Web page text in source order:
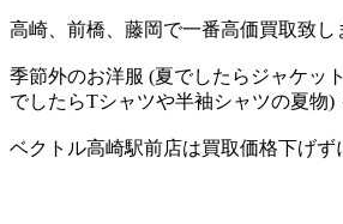
高崎、前橋、藤岡で一番高価買取致し
季節外のお洋服 (夏でしたらジャケッ
でしたらTシャツや半袖シャツの夏物)
ベクトル高崎駅前店は買取価格下げず